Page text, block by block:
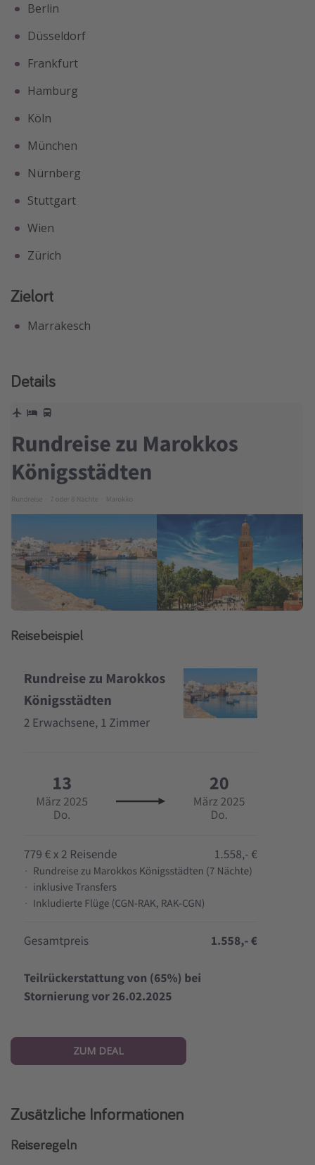
Berlin
Düsseldorf
Frankfurt
Hamburg
Köln
München
Nürnberg
Stuttgart
Wien
Zürich
Zielort
Marrakesch
Details
Reisebeispiel
ZUM DEAL
Zusätzliche Informationen
Reiseregeln